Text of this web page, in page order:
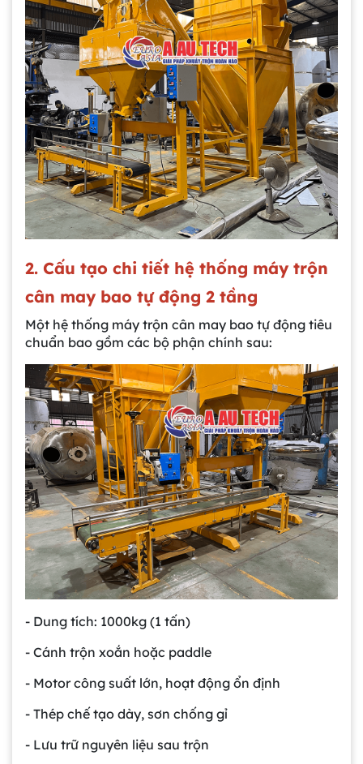
2. Cấu tạo chi tiết hệ thống máy trộn
cân may bao tự động 2 tầng
Một hệ thống máy trộn cân may bao tự động tiêu
chuẩn bao gồm các bộ phận chính sau:
- Dung tích: 1000kg (1 tấn)
- Cánh trộn xoắn hoặc paddle
- Motor công suất lớn, hoạt động ổn định
- Thép chế tạo dày, sơn chống gỉ
- Lưu trữ nguyên liệu sau trộn